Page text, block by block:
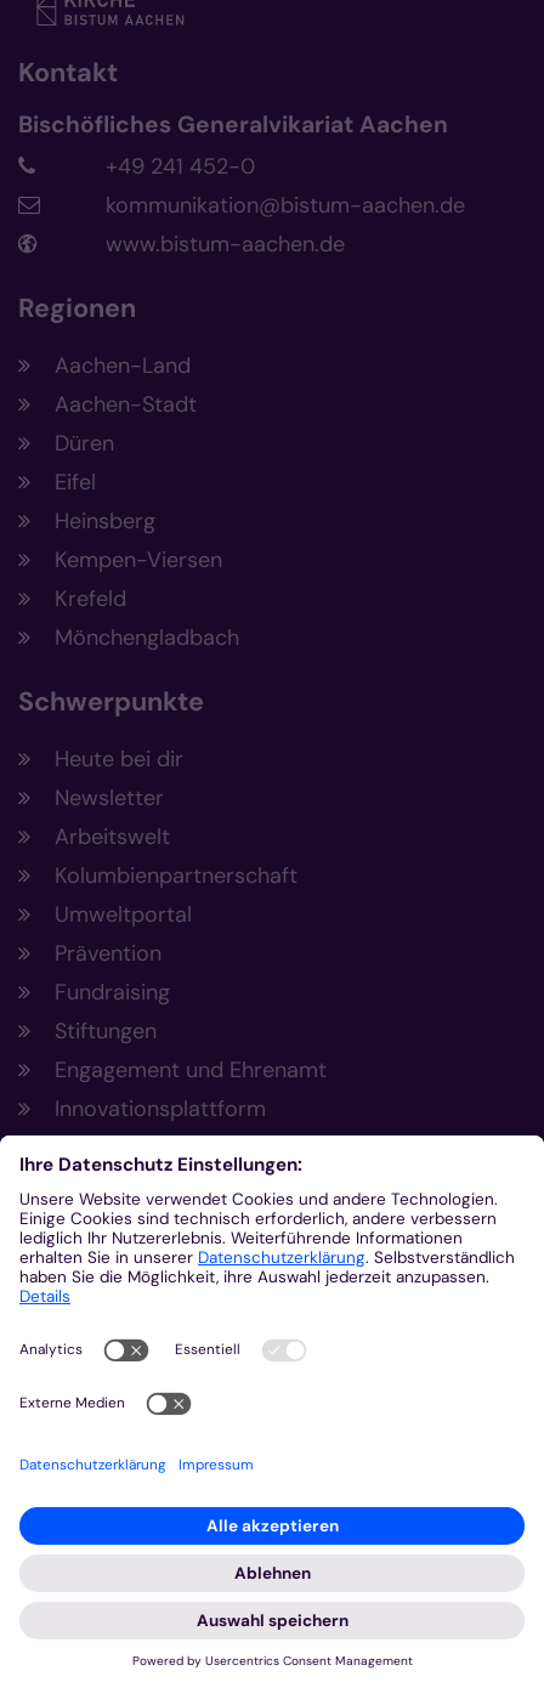
Kontakt
Bischöfliches Generalvikariat Aachen
+49 241 452-0
kommunikation@bistum-aachen.de
www.bistum-aachen.de
Regionen
Aachen-Land
Aachen-Stadt
Düren
Eifel
Heinsberg
Kempen-Viersen
Krefeld
Mönchengladbach
Schwerpunkte
Heute bei dir
Newsletter
Arbeitswelt
Kolumbienpartnerschaft
Umweltportal
Prävention
Fundraising
Stiftungen
Engagement und Ehrenamt
Innovationsplattform
Aus der Plattform
Nachrichten
Veranstaltungen
Gottesdienste
Stellenangebote
Kirchenzeitung
Amtsblatt (Kirchlicher Anzeiger)
Rechtsdatenbank
Meldestelle gemäß Hinweisgeberschutzgesetz
2026 © Bistum Aachen
Impressum
Datenschutzerklärung